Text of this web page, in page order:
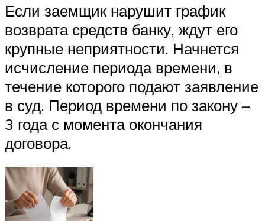
Если заемщик нарушит график
возврата средств банку, ждут его
крупные неприятности. Начнется
исчисление периода времени, в
течение которого подают заявление
в суд. Период времени по закону –
3 года с момента окончания
договора.